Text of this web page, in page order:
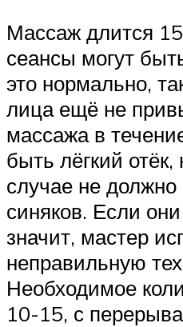
Массаж длится
сеансы могут
это нормально,
лица ещё не
массажа в
быть лёгкий
случае не должно
синяков. Если
значит, мастер
неправильную
Необходимое
10-15, с